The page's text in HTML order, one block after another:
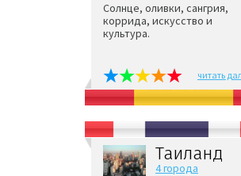
Солнце, оливки, сангрия,
коррида, искусство и
культура.
читать
Таиланд
4 города